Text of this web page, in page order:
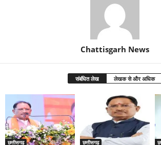
Chattisgarh News
संबंधित लेख लेखक से और अधिक
छत्तीसगढ़ छत्तीसगढ़